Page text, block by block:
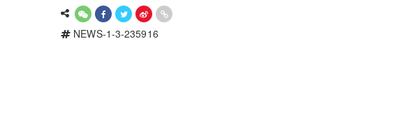
NEWS-1-3-235916